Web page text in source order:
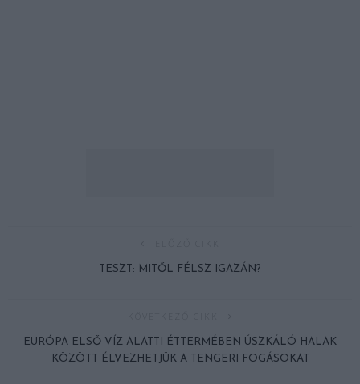
TESZT: MITŐL FÉLSZ IGAZÁN?
EURÓPA ELSŐ VÍZ ALATTI ÉTTERMÉBEN ÚSZKÁLÓ HALAK
KÖZÖTT ÉLVEZHETJÜK A TENGERI FOGÁSOKAT